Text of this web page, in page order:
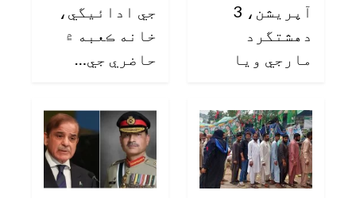
آپريشن، 3
دهشتگرد
مارجي ويا
جي ادائيگي،
خانه ڪعبه ۾
حاضري جي…